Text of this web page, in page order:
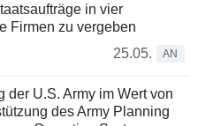
in vier
Firmen zu vergeben
25.05.
AN
der U.S. Army im Wert von
des Army Planning